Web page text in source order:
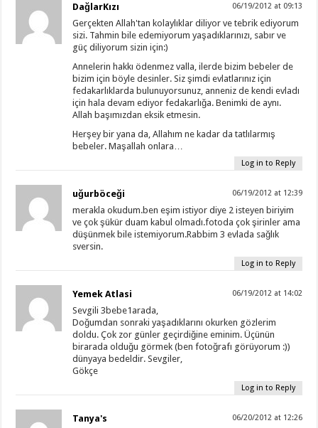
DağlarKızı 06/19/2012 at 09:13
Gerçekten Allah'tan kolaylıklar diliyor ve tebrik ediyorum
sizi. Tahmin bile edemiyorum yaşadıklarınızı, sabır ve
güç diliyorum sizin için:)
Annelerin hakkı ödenmez valla, ilerde bizim bebeler de
bizim için böyle desinler. Siz şimdi evlatlarınız için
fedakarlıklarda bulunuyorsunuz, anneniz de kendi evladı
için hala devam ediyor fedakarlığa. Benimki de aynı.
Allah başımızdan eksik etmesin.
Herşey bir yana da, Allahım ne kadar da tatlılarmış
bebeler. Maşallah onlara…
Log in to Reply
uğurböceği 06/19/2012 at 12:39
merakla okudum.ben eşim istiyor diye 2 isteyen biriyim
ve çok şükür duam kabul olmadı.fotoda çok şirinler ama
düşünmek bile istemiyorum.Rabbim 3 evlada sağlık
sversin.
Log in to Reply
Yemek Atlasi 06/19/2012 at 14:02
Sevgili 3bebe1arada,
Doğumdan sonraki yaşadıklarını okurken gözlerim
doldu. Çok zor günler geçirdiğine eminim. Üçünün
birarada olduğu görmek (ben fotoğrafı görüyorum :))
dünyaya bedeldir. Sevgiler,
Gökçe
Log in to Reply
Tanya's 06/20/2012 at 12:26